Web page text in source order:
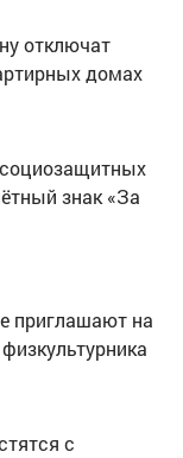
отключат
домах
знак «За
приглашают на
с